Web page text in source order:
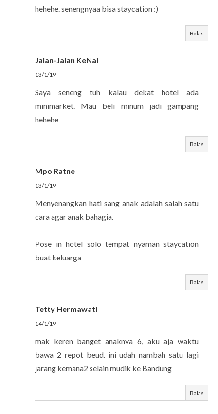
hehehe. senengnyaa bisa staycation :)
Balas
Jalan-Jalan KeNai
13/1/19
Saya seneng tuh kalau dekat hotel ada
minimarket. Mau beli minum jadi gampang
hehehe
Balas
Mpo Ratne
13/1/19
Menyenangkan hati sang anak adalah salah satu
cara agar anak bahagia.
Pose in hotel solo tempat nyaman staycation
buat keluarga
Balas
Tetty Hermawati
14/1/19
mak keren banget anaknya 6, aku aja waktu
bawa 2 repot beud. ini udah nambah satu lagi
jarang kemana2 selain mudik ke Bandung
Balas